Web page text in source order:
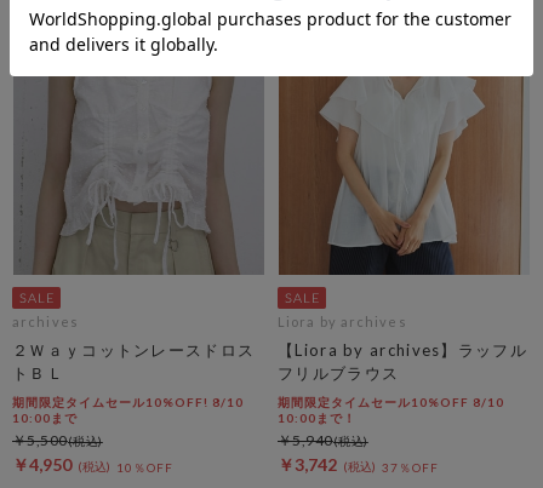
archives
２Ｗａｙコットンレースドロス
トＢＬ
期間限定タイムセール10%OFF! 8/10
10:00まで
￥4,950 10％OFF
￥5,500
Liora by archives
【Liora by archives】ラッフル
フリルブラウス
期間限定タイムセール10%OFF 8/10
10:00まで！
￥3,742 37％OFF
￥5,940